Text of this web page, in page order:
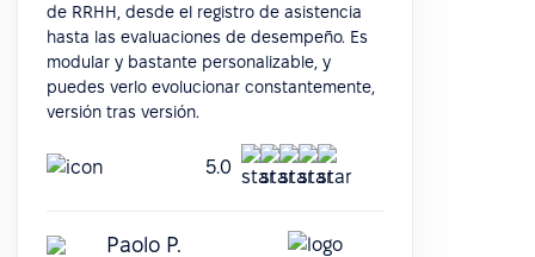
de RRHH, desde el registro de asistencia
hasta las evaluaciones de desempeño. Es
modular y bastante personalizable, y
puedes verlo evolucionar constantemente,
versión tras versión.
5.0
Paolo P.